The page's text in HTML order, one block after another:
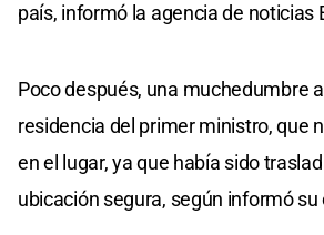
país, informó la agencia de noticias
Poco después, una muchedumbre
residencia del primer ministro, que
en el lugar, ya que había sido
ubicación segura, según informó su